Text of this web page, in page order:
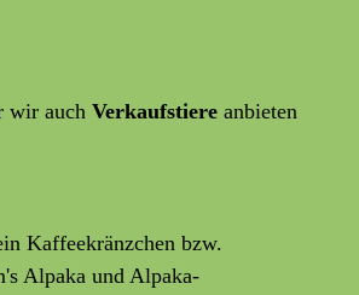
wir auch Verkaufstiere anbieten
Kaffeekränzchen bzw.
Alpaka und Alpaka-